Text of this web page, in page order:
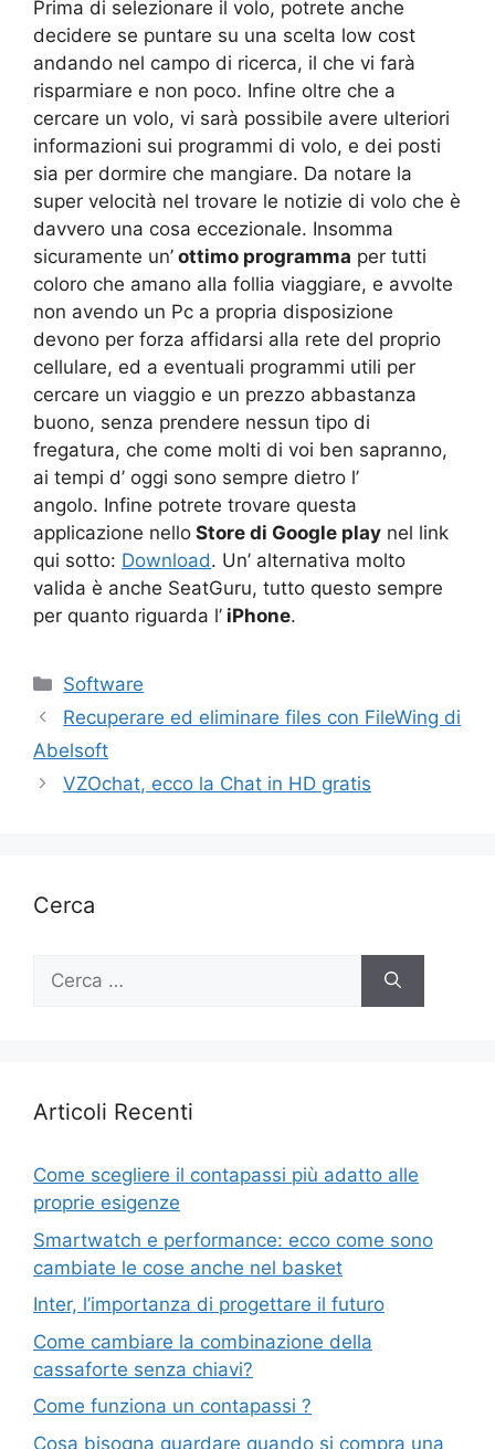
Prima di selezionare il volo, potrete anche
decidere se puntare su una scelta low cost
andando nel campo di ricerca, il che vi farà
risparmiare e non poco. Infine oltre che a
cercare un volo, vi sarà possibile avere ulteriori
informazioni sui programmi di volo, e dei posti
sia per dormire che mangiare. Da notare la
super velocità nel trovare le notizie di volo che è
davvero una cosa eccezionale. Insomma
sicuramente un’ ottimo programma per tutti
coloro che amano alla follia viaggiare, e avvolte
non avendo un Pc a propria disposizione
devono per forza affidarsi alla rete del proprio
cellulare, ed a eventuali programmi utili per
cercare un viaggio e un prezzo abbastanza
buono, senza prendere nessun tipo di
fregatura, che come molti di voi ben sapranno,
ai tempi d’ oggi sono sempre dietro l’
angolo. Infine potrete trovare questa
applicazione nello Store di Google play nel link
qui sotto: Download. Un’ alternativa molto
valida è anche SeatGuru, tutto questo sempre
per quanto riguarda l’ iPhone.
Categorie
Software
Recuperare ed eliminare files con FileWing di
Abelsoft
VZOchat, ecco la Chat in HD gratis
Cerca
Ricerca
Articoli Recenti
Come scegliere il contapassi più adatto alle
proprie esigenze
Smartwatch e performance: ecco come sono
cambiate le cose anche nel basket
Inter, l’importanza di progettare il futuro
Come cambiare la combinazione della
cassaforte senza chiavi?
Come funziona un contapassi ?
Cosa bisogna guardare quando si compra una